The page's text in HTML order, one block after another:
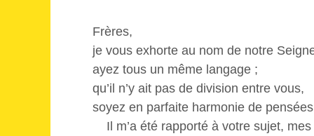
Frères,
je vous exhorte au nom de notre
ayez tous un même langage ;
qu’il n’y ait pas de division entre vous,
soyez en parfaite harmonie de
Il m’a été rapporté à votre sujet, mes